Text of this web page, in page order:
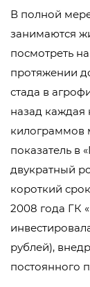
В полной
занимаются
посмотреть
протяжении
стада в
назад каждая
килограммов
показатель в
двукратный
короткий
2008 года ГК
рублей),
постоянного